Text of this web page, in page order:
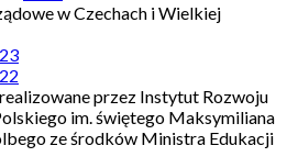
w Czechach i Wielkiej
przez Instytut Rozwoju
im. świętego Maksymiliana
ze środków Ministra Edukacji